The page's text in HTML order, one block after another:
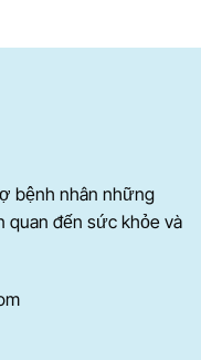
bệnh nhân những
quan đến sức khỏe và